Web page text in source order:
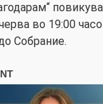
во 19:00
Собрание.